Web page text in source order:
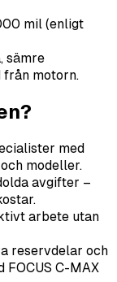
mil (enligt
sämre
från motorn.
med
modeller.
avgifter –
arbete utan
reservdelar och
FOCUS C-MAX